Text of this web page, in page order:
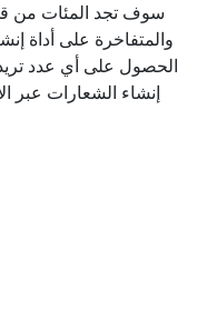
سوف تجد المئات من
والمتفاخرة على أداة
الحصول على أي عدد
إنشاء الشعارات عبر